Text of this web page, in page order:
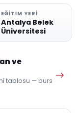
EĞITIM YERI
Antalya Belek
Üniversitesi
ve
tablosu — burs